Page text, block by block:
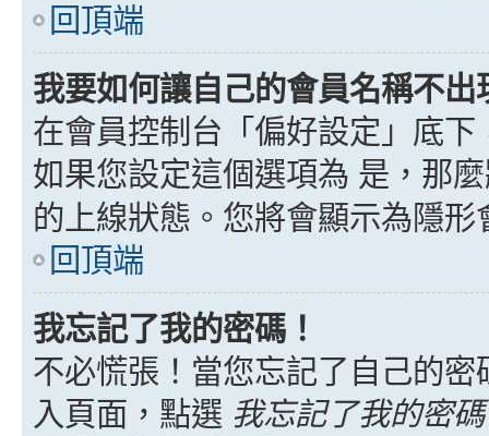
回頂端
我要如何讓自己的會員名稱不
在會員控制台「偏好設定」底
如果您設定這個選項為 是 ，那
的上線狀態。您將會顯示為隱形
回頂端
我忘記了我的密碼！
不必慌張！當您忘記了自己的
入頁面，點選 我忘記了我的密碼